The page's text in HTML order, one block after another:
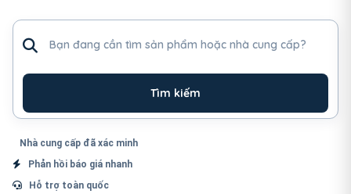
Tìm kiếm
Nhà cung cấp đã xác minh
Phản hồi báo giá nhanh
Hỗ trợ toàn quốc